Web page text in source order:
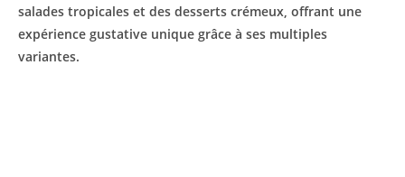
salades tropicales et des desserts crémeux, offrant une
expérience gustative unique grâce à ses multiples
variantes.